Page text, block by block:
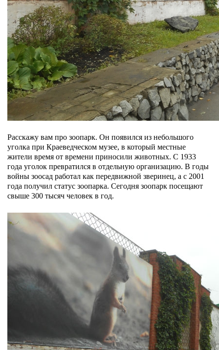
Расскажу вам про зоопарк. Он появился из небольшого
уголка при Краеведческом музее, в который местные
жители время от времени приносили животных. С 1933
года уголок превратился в отдельную организацию. В годы
войны зоосад работал как передвижной зверинец, а с 2001
года получил статус зоопарка. Сегодня зоопарк посещают
свыше 300 тысяч человек в год.